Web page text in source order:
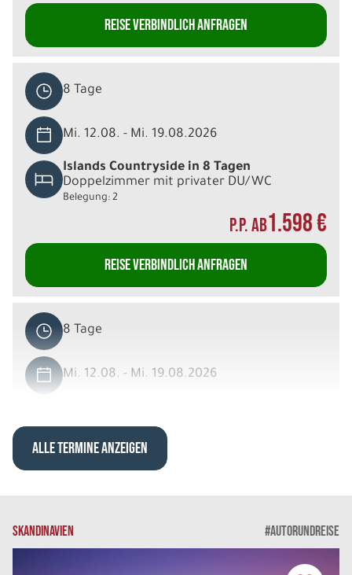
REISE VERBINDLICH ANFRAGEN
8 Tage
Mi. 12.08. - Mi. 19.08.2026
Islands Countryside in 8 Tagen
Doppelzimmer mit privater DU/WC
Belegung: 2
P.P. AB1.598 €
REISE VERBINDLICH ANFRAGEN
8 Tage
Mi. 12.08. - Mi. 19.08.2026
ALLE TERMINE ANZEIGEN
SKANDINAVIEN #AUTORUNDREISE